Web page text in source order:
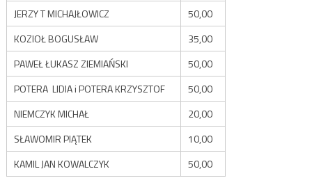
JERZY T MICHAJŁOWICZ
50,00
KOZIOŁ BOGUSŁAW
35,00
PAWEŁ ŁUKASZ ZIEMIAŃSKI
50,00
POTERA LIDIA i POTERA KRZYSZTOF
50,00
NIEMCZYK MICHAŁ
20,00
SŁAWOMIR PIĄTEK
10,00
KAMIL JAN KOWALCZYK
50,00